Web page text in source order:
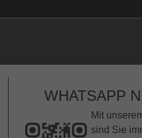
WHATSAPP
Mit
sind Sie